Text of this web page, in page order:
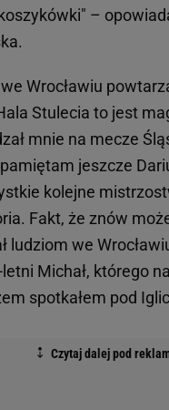
–
Wrocławiu
Stulecia to jest
mnie na mecze
jeszcze
kolejne
Fakt, że znów
ludziom we
Michał, którego
spotkałem pod